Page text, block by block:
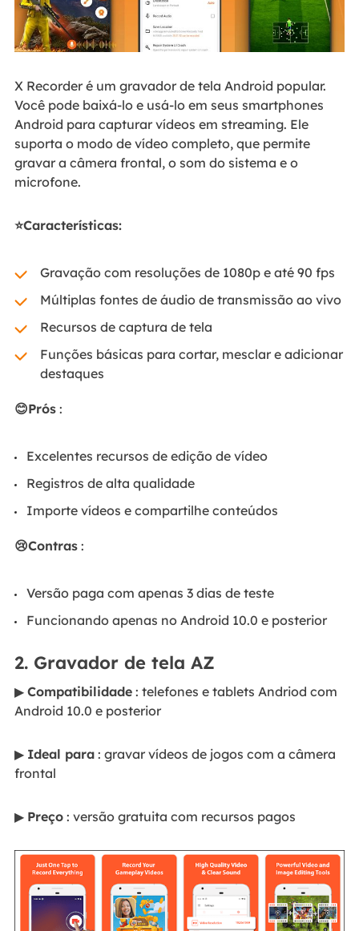
X Recorder é um gravador de tela Android popular.
Você pode baixá-lo e usá-lo em seus smartphones
Android para capturar vídeos em streaming. Ele
suporta o modo de vídeo completo, que permite
gravar a câmera frontal, o som do sistema e o
microfone.
⭐Características:
Gravação com resoluções de 1080p e até 90 fps
Múltiplas fontes de áudio de transmissão ao vivo
Recursos de captura de tela
Funções básicas para cortar, mesclar e adicionar
destaques
😊Prós:
Excelentes recursos de edição de vídeo
Registros de alta qualidade
Importe vídeos e compartilhe conteúdos
😢Contras:
Versão paga com apenas 3 dias de teste
Funcionando apenas no Android 10.0 e posterior
2. Gravador de tela AZ
▶ Compatibilidade: telefones e tablets Andriod com
Android 10.0 e posterior
▶ Ideal para: gravar vídeos de jogos com a câmera
frontal
▶ Preço: versão gratuita com recursos pagos